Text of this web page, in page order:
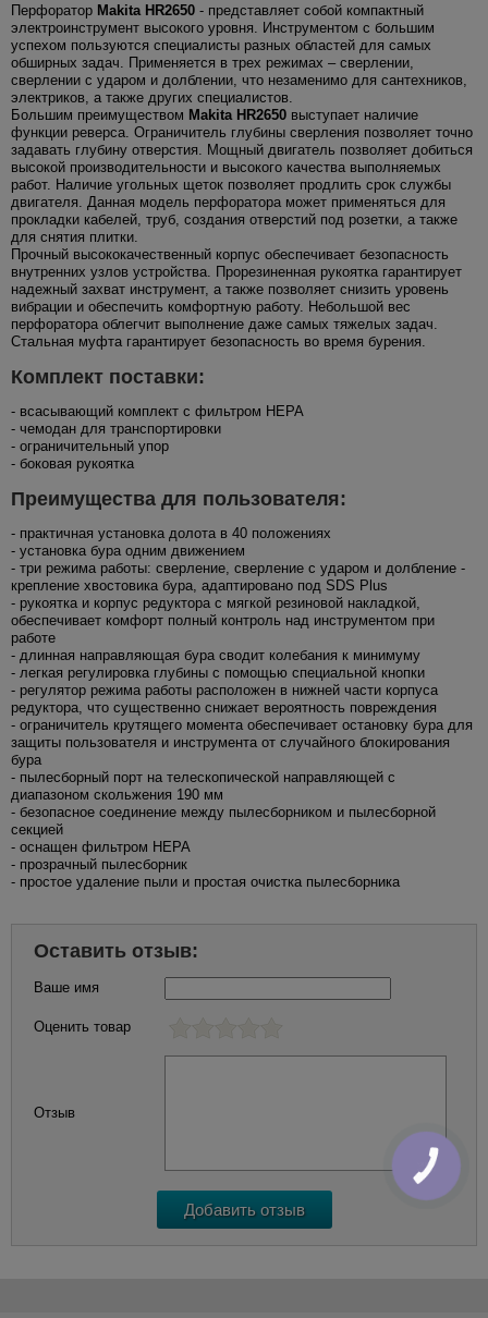
Перфоратор Makita HR2650 - представляет собой компактный
электроинструмент высокого уровня. Инструментом с большим
успехом пользуются специалисты разных областей для самых
обширных задач. Применяется в трех режимах – сверлении,
сверлении с ударом и долблении, что незаменимо для сантехников,
электриков, а также других специалистов.
Большим преимуществом Makita HR2650 выступает наличие
функции реверса. Ограничитель глубины сверления позволяет точно
задавать глубину отверстия. Мощный двигатель позволяет добиться
высокой производительности и высокого качества выполняемых
работ. Наличие угольных щеток позволяет продлить срок службы
двигателя. Данная модель перфоратора может применяться для
прокладки кабелей, труб, создания отверстий под розетки, а также
для снятия плитки.
Прочный высококачественный корпус обеспечивает безопасность
внутренних узлов устройства. Прорезиненная рукоятка гарантирует
надежный захват инструмент, а также позволяет снизить уровень
вибрации и обеспечить комфортную работу. Небольшой вес
перфоратора облегчит выполнение даже самых тяжелых задач.
Стальная муфта гарантирует безопасность во время бурения.
Комплект поставки:
- всасывающий комплект с фильтром HEPA
- чемодан для транспортировки
- ограничительный упор
- боковая рукоятка
Преимущества для пользователя:
- практичная установка долота в 40 положениях
- установка бура одним движением
- три режима работы: сверление, сверление с ударом и долбление -
крепление хвостовика бура, адаптировано под SDS Plus
- рукоятка и корпус редуктора с мягкой резиновой накладкой,
обеспечивает комфорт полный контроль над инструментом при
работе
- длинная направляющая бура сводит колебания к минимуму
- легкая регулировка глубины с помощью специальной кнопки
- регулятор режима работы расположен в нижней части корпуса
редуктора, что существенно снижает вероятность повреждения
- ограничитель крутящего момента обеспечивает остановку бура для
защиты пользователя и инструмента от случайного блокирования
бура
- пылесборный порт на телескопической направляющей с
диапазоном скольжения 190 мм
- безопасное соединение между пылесборником и пылесборной
секцией
- оснащен фильтром HEPA
- прозрачный пылесборник
- простое удаление пыли и простая очистка пылесборника
Оставить отзыв:
Ваше имя
Оценить товар
Отзыв
КНОПКА
ЗВ'ЯЗКУ